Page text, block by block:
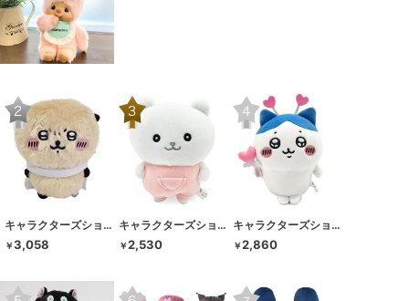
キャラクターズショップ ラフラフ
￥3,058
キャラクターズショップ ラフラフ
￥2,530
キャラクターズショップ ラフラフ
￥2,860